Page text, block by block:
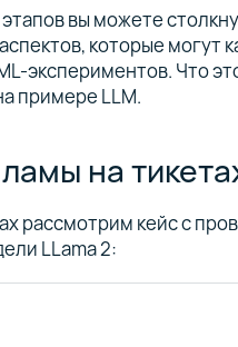
вы можете
которые могут
экспериментов. Что
примере LLM.
на
рассмотрим кейс с
LLama 2: